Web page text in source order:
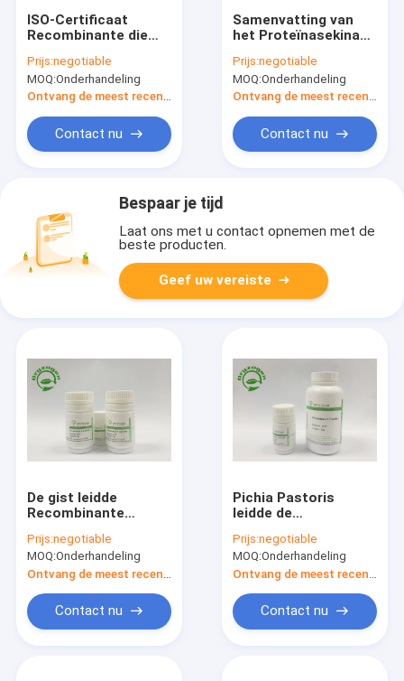
ISO-Certificaat
Recombinante die
Extractie CAS 39450-
01-6 wordt gebruikt
Prijs:negotiable
MOQ:Onderhandeling
Ontvang de meest recente Prijs
Contact nu
Samenvatting van
het Proteïnasekinase
01 - 6 de
Recombinante Een
verscheidenheid van
Prijs:negotiable
MOQ:Onderhandeling
Ontvang de meest recente Prijs
Contact nu
Bespaar je tijd
Laat ons met u contact opnemen met de
beste producten.
Geef uw vereiste
De gist leidde
Recombinante
Activiteit 40 U/af
mgP
Prijs:negotiable
MOQ:Onderhandeling
Contact nu
Pichia Pastoris
leidde de
Proteïne van de
Proteïnasek
Samenvatting buiten
werking stelt af
Nucleases
Prijs:negotiable
MOQ:Onderhandeling
Contact nu